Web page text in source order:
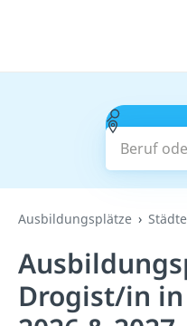
Beruf
Ausbildungsplätze Städte
Drogist/in